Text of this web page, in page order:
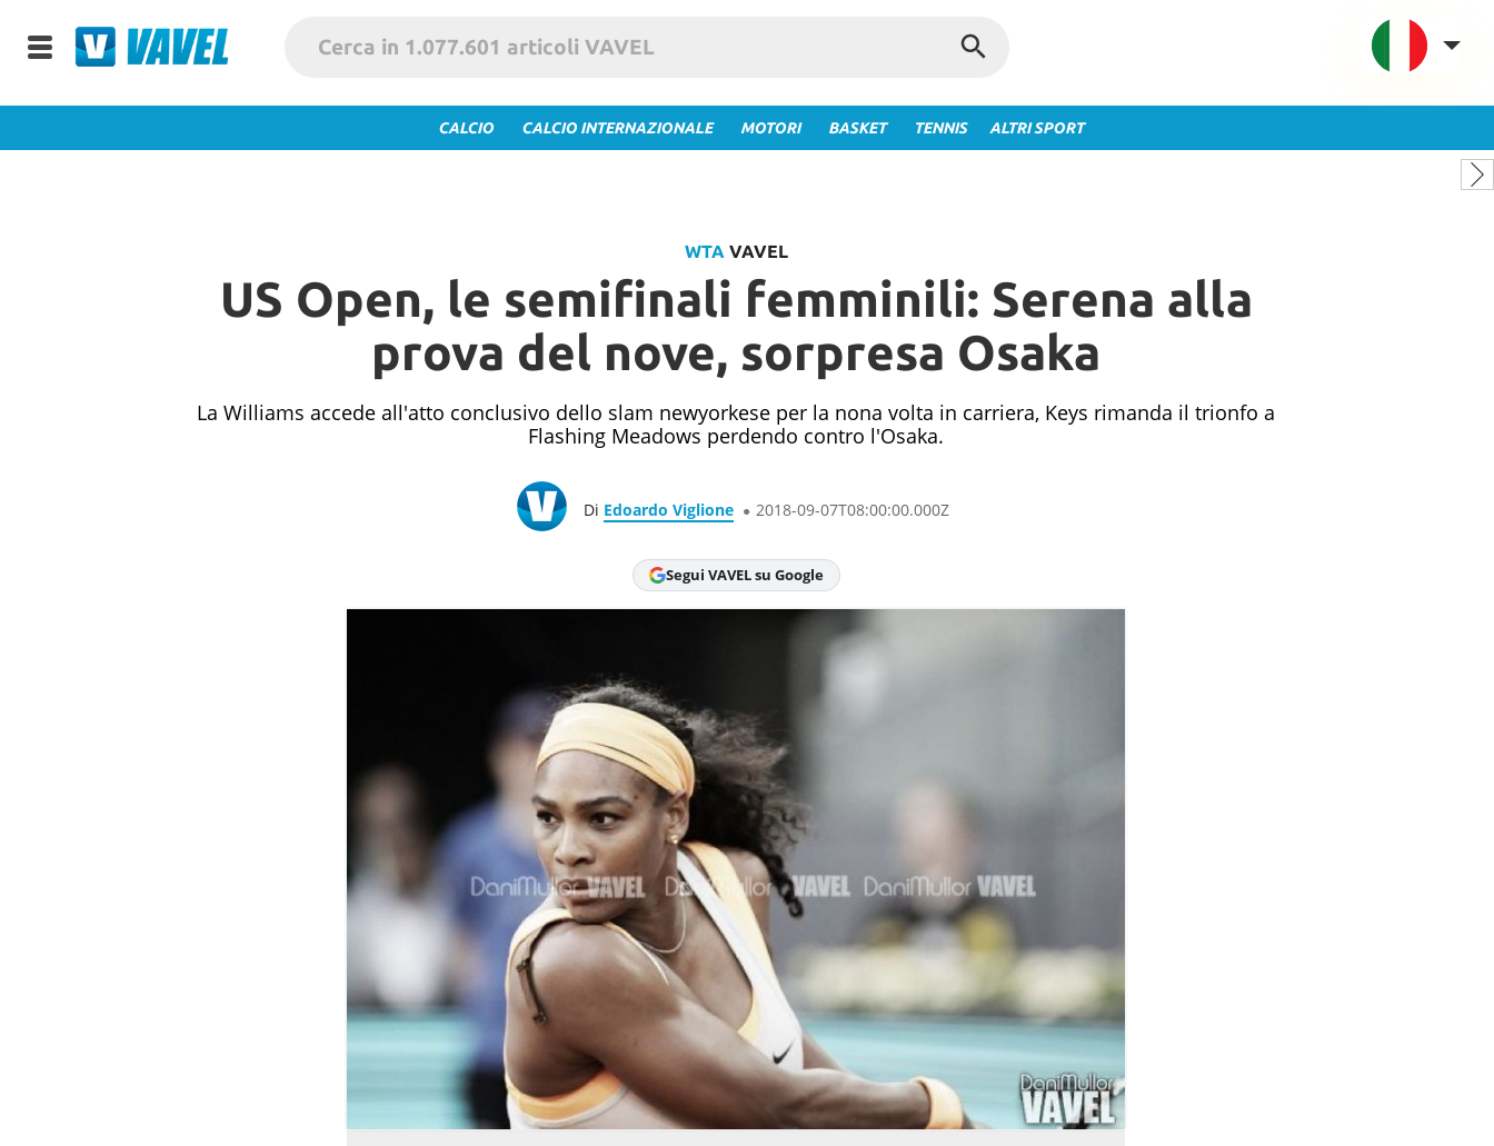
CALCIO CALCIO INTERNAZIONALE MOTORI BASKET TENNIS ALTRI SPORT
WTA VAVEL
US Open, le semifinali femminili: Serena alla
prova del nove, sorpresa Osaka
La Williams accede all'atto conclusivo dello slam newyorkese per la nona volta in carriera, Keys rimanda il trionfo a
Flashing Meadows perdendo contro l'Osaka.
Di Edoardo Viglione 2018-09-07T08:00:00.000Z
Segui VAVEL su Google